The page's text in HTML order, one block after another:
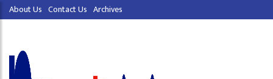
About Us Contact Us Archives